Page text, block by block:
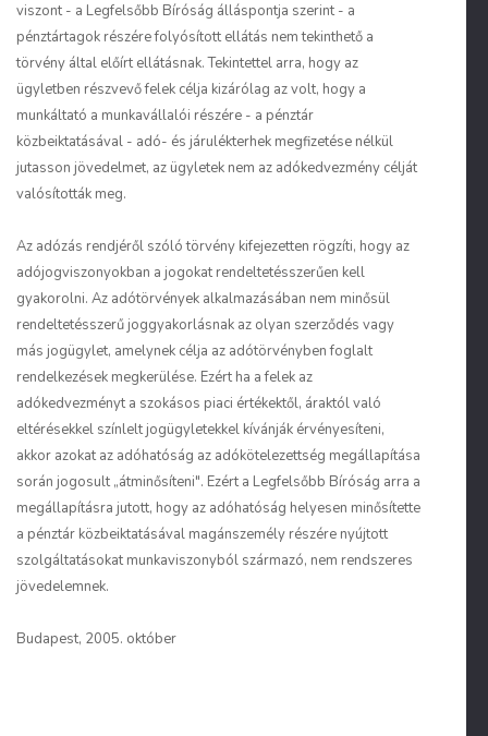
viszont - a Legfelsőbb Bíróság álláspontja szerint - a
pénztártagok részére folyósított ellátás nem tekinthető a
törvény által előírt ellátásnak. Tekintettel arra, hogy az
ügyletben részvevő felek célja kizárólag az volt, hogy a
munkáltató a munkavállalói részére - a pénztár
közbeiktatásával - adó- és járulékterhek megfizetése nélkül
jutasson jövedelmet, az ügyletek nem az adókedvezmény célját
valósították meg.
Az adózás rendjéről szóló törvény kifejezetten rögzíti, hogy az
adójogviszonyokban a jogokat rendeltetésszerűen kell
gyakorolni. Az adótörvények alkalmazásában nem minősül
rendeltetésszerű joggyakorlásnak az olyan szerződés vagy
más jogügylet, amelynek célja az adótörvényben foglalt
rendelkezések megkerülése. Ezért ha a felek az
adókedvezményt a szokásos piaci értékektől, áraktól való
eltérésekkel színlelt jogügyletekkel kívánják érvényesíteni,
akkor azokat az adóhatóság az adókötelezettség megállapítása
során jogosult „átminősíteni". Ezért a Legfelsőbb Bíróság arra a
megállapításra jutott, hogy az adóhatóság helyesen minősítette
a pénztár közbeiktatásával magánszemély részére nyújtott
szolgáltatásokat munkaviszonyból származó, nem rendszeres
jövedelemnek.
Budapest, 2005. október